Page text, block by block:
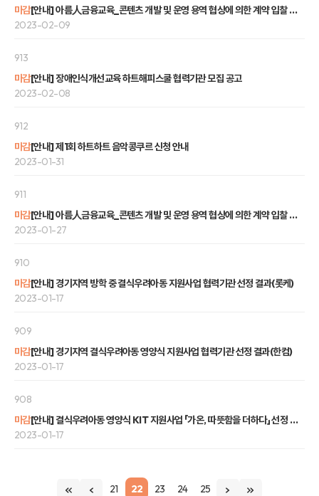
마감
[안내] 아름人금융교육_콘텐츠 개발 및 운영 용역 협상에 의한 계약 입찰 재공고
2023-02-09
913
마감[안내] 장애인식개선교육 하트해피스쿨 협력기관 모집 공고
2023-02-08
912
마감[안내] 제1회 하트하트 음악콩쿠르 신청 안내
2023-01-31
911
마감
[안내] 아름人금융교육_콘텐츠 개발 및 운영 용역 협상에 의한 계약 입찰 공고
2023-01-27
910
마감[안내] 경기지역 방학 중 결식우려아동 지원사업 협력기관 선정 결과(롯케)
2023-01-17
909
마감[안내] 경기지역 결식우려아동 영양식 지원사업 협력기관 선정 결과(한컴)
2023-01-17
908
마감
[안내] 결식우려아동 영양식 KIT 지원사업 「가온, 따뜻함을 더하다」 선정 결과
2023-01-17
21 22 23 24 25